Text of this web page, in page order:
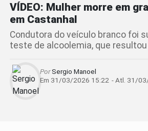
VÍDEO: Mulher morre em
em Castanhal
Condutora do veículo branco foi
teste de alcoolemia, que
PorSergio Manoel
Em 31/03/2026 15:22 - Atl. 31/